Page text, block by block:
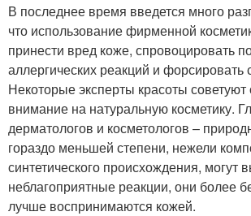
В последнее время введется много
что использование фирменной
принести вред коже, спровоцировать
аллергических реакций и форсировать
Некоторые эксперты красоты советуют
внимание на натуральную косметику.
дерматологов и косметологов –
гораздо меньшей степени, нежели
синтетического происхождения, могут
неблагоприятные реакции, они более
лучше воспринимаются кожей.